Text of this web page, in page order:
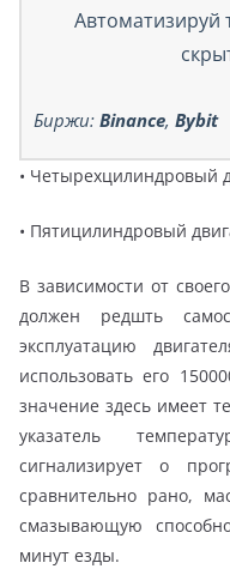
Автоматизируй
Биржи: Binance, Bybit
• Четырехцилиндровый
• Пятицилиндровый
В зависимости от
должен редшть
эксплуатацию
использовать его
значение здесь имеет
указатель
сигнализирует о
сравнительно рано,
смазывающую
минут езды.